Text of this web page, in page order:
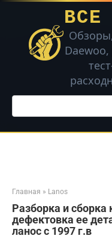
Перейти
контенту
ВСЕ
Поиск:
Главная » Lanos
Разборка и сборка
дефектовка ее
ланос с 1997 г.в